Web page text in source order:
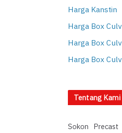
Harga Kanstin
Harga Box
Harga Box
Harga Box
Tentang Kami
Sokon Precast